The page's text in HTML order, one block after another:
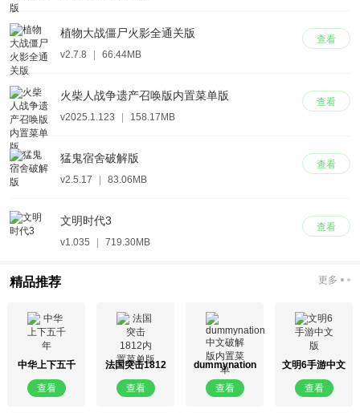
查看
植物大战僵尸火影全通关版
v2.7.8 66.44MB
查看
火柴人战争遗产召唤版内置菜单版
v2025.1.123 158.17MB
查看
猛鬼宿舍破解版
v2.5.17 83.06MB
查看
文明时代3
v1.035 719.30MB
精品推荐 更多
中华上下五千
年
查看
法国突击1812
内置菜单版
查看
dummynation
中文破解版内
置菜单
查看
文明6手游中文
版
查看